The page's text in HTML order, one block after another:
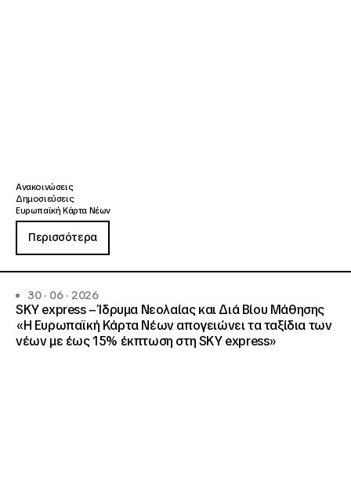
Ανακοινώσεις
Δημοσιεύσεις
Ευρωπαϊκή Κάρτα Νέων
Περισσότερα
30 · 06 · 2026
SKY express – Ίδρυμα Νεολαίας και Διά Βίου Μάθησης
«Η Ευρωπαϊκή Κάρτα Νέων απογειώνει τα ταξίδια των
νέων με έως 15% έκπτωση στη SKY express»